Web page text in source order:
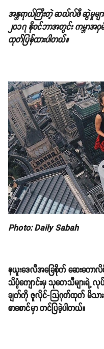
အန္တရာယ်ကြီးတဲ့ ဆယ်လ်ဖီ ဆွဲမှုမျ
၂၀၁၇ နိုဝင်ဘာအတွင်း ကမ္ဘာအဝှ
ထုတ်ပြန်ထားပါတယ်။
Photo: Daily Sabah
နယူးဒေလီအခြေစိုက် ဆေးကော
သိပ္ပံကျောင်းမှ သုတေသီများရဲ့ လု
ချက်ကို ဇူလိုင်-သြဂုတ်ထုတ် မိသားစု
စာစောင်မှာ တင်ပြခဲ့ပါတယ်။